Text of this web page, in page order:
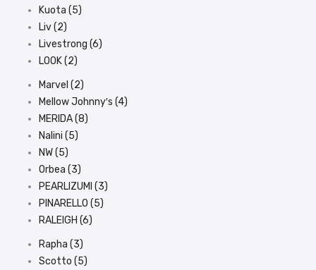
Kuota (5)
Liv (2)
Livestrong (6)
LOOK (2)
Marvel (2)
Mellow Johnny′s (4)
MERIDA (8)
Nalini (5)
NW (5)
Orbea (3)
PEARLIZUMI (3)
PINARELLO (5)
RALEIGH (6)
Rapha (3)
Scotto (5)